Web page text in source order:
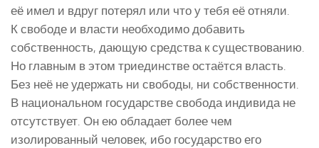
её имел и вдруг потерял или что у тебя её отняли.
К свободе и власти необходимо добавить
собственность, дающую средства к существованию.
Но главным в этом триединстве остаётся власть.
Без неё не удержать ни свободы, ни собственности.
В национальном государстве свобода индивида не
отсутствует. Он ею обладает более чем
изолированный человек, ибо государство его